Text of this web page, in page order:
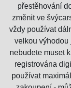
přestěhování
změnit ve
vždy používat
velkou výhodou
nebudete muset
registrována
používat